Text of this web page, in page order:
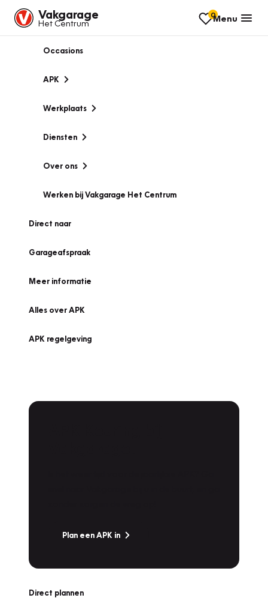
Vakgarage
Het Centrum
0Menu
Occasions
APK
Werkplaats
Diensten
Over ons
Werken bij Vakgarage Het Centrum
Direct naar
Garageafspraak
Meer informatie
Alles over APK
APK regelgeving
Plan een APK in
Direct plannen